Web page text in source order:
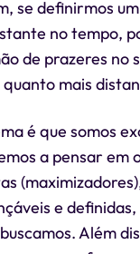
se definirmos
no tempo,
de prazeres no
mais
é que somos
a pensar em
e
Além